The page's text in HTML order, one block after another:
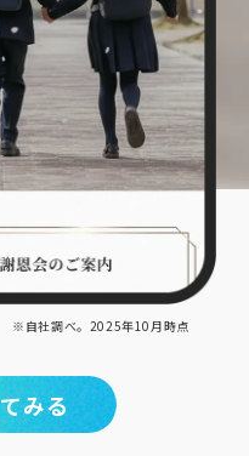
※自社調べ。2025年10月時点
みる